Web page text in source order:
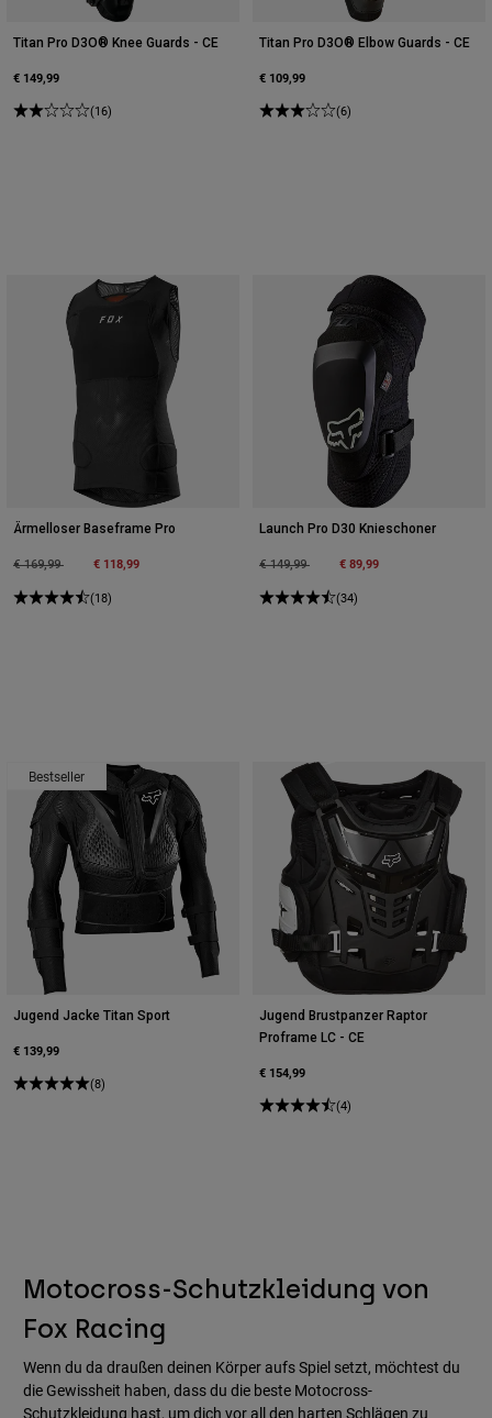
Titan Pro D3O® Knee Guards - CE
€ 149,99
(16)
Titan Pro D3O® Elbow Guards - CE
€ 109,99
(6)
Ärmelloser Baseframe Pro
Price reduced from
€ 169,99to € 118,99
(18)
Launch Pro D30 Knieschoner
Price reduced from
€ 149,99to € 89,99
(34)
Bestseller
Jugend Jacke Titan Sport
€ 139,99
(8)
Jugend Brustpanzer Raptor
Proframe LC - CE
€ 154,99
(4)
Motocross-Schutzkleidung von
Fox Racing
Wenn du da draußen deinen Körper aufs Spiel setzt, möchtest du
die Gewissheit haben, dass du die beste Motocross-
Schutzkleidung hast, um dich vor all den harten Schlägen zu